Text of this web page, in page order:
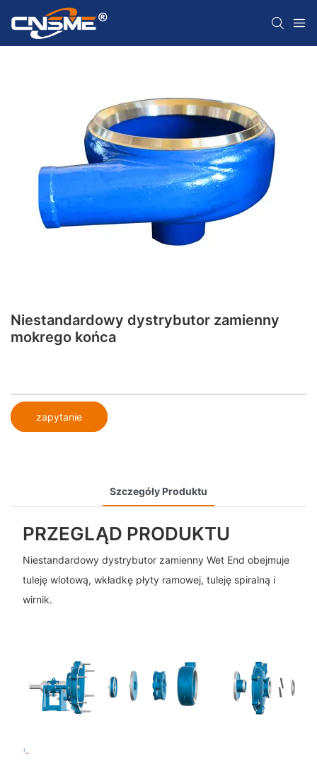
Niestandardowy dystrybutor zamienny
mokrego końca
zapytanie
Szczegóły Produktu
PRZEGLĄD PRODUKTU
Niestandardowy dystrybutor zamienny Wet End obejmuje
tuleję wlotową, wkładkę płyty ramowej, tuleję spiralną i
wirnik.